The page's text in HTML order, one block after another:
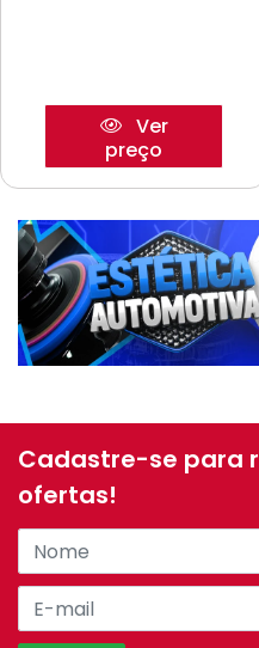
Ver
preço
Cadastre-se para
ofertas!